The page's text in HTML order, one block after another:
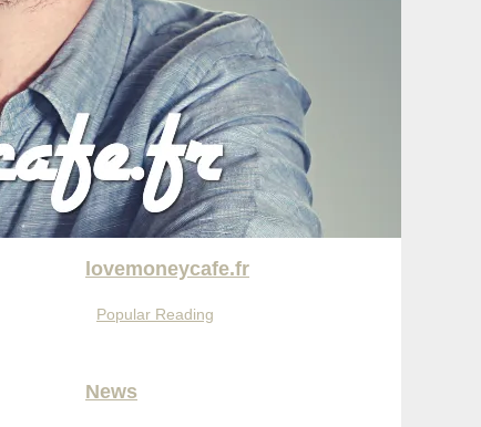
lovemoneycafe.fr
Popular Reading
News